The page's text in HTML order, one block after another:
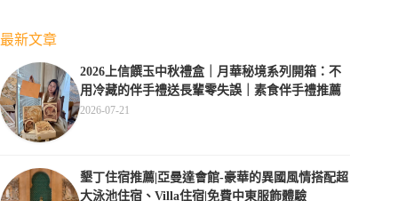
最新文章
2026上信饌玉中秋禮盒｜月華秘境系列開箱：不
用冷藏的伴手禮送長輩零失誤｜素食伴手禮推薦
2026-07-21
墾丁住宿推薦|亞曼達會館-豪華的異國風情搭配超
大泳池住宿、Villa住宿|免費中東服飾體驗